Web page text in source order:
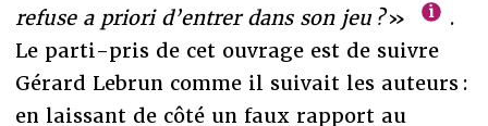
refuse a priori d’entrer dans son jeu ?»
.
Le parti-pris de cet ouvrage est de suivre
Gérard Lebrun comme il suivait les auteurs :
en laissant de côté un faux rapport au